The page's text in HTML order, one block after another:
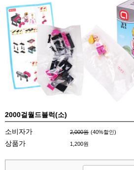
2000걸월드블럭(소)
소비자가 2,000원 (40%할인)
상품가 1,200원